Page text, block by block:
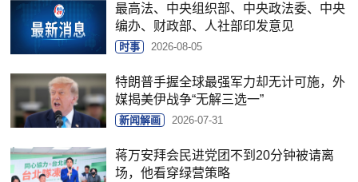
最高法、中央组织部、中央政法委、中央
编办、财政部、人社部印发意见
时事 2026-08-05
特朗普手握全球最强军力却无计可施，外
媒揭美伊战争“无解三选一”
新闻解画 2026-07-31
蒋万安拜会民进党团不到20分钟被请离
场，他看穿绿营策略